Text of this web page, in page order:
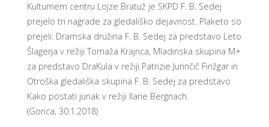
Kulturnem centru Lojze Bratuž je SKPD F. B. Sedej
prejelo tri nagrade za gledališko dejavnost. Plaketo so
prejeli: Dramska družina F. B. Sedej za predstavo Leto
Šlagerja v režiji Tomaža Krajnca, Mladinska skupina M+
za predstavo DraKula v režiji Patrizie Jurinčič Finžgar in
Otroška gledališka skupina F. B. Sedej za predstavo
Kako postati junak v režiji Ilarie Bergnach.
(Gorica, 30.1.2018)